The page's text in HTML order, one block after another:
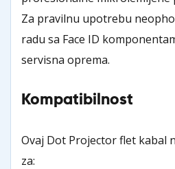
Za pravilnu upotrebu
radu sa Face ID
servisna oprema.
Kompatibilnost
Ovaj Dot Projector flet kabal
za: